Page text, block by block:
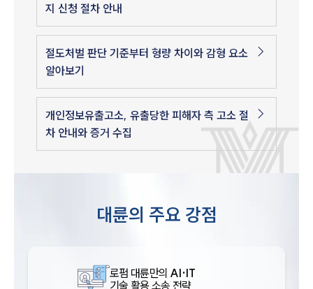
지 신청 절차 안내
절도처벌 판단 기준부터 형량 차이와 감형 요소
알아보기
개인정보유출고소, 유출당한 피해자 측 고소 절
차 안내와 증거 수집
대륜의 주요 강점
로펌 대륜만의 AI·IT
기술 활용 소송 전략